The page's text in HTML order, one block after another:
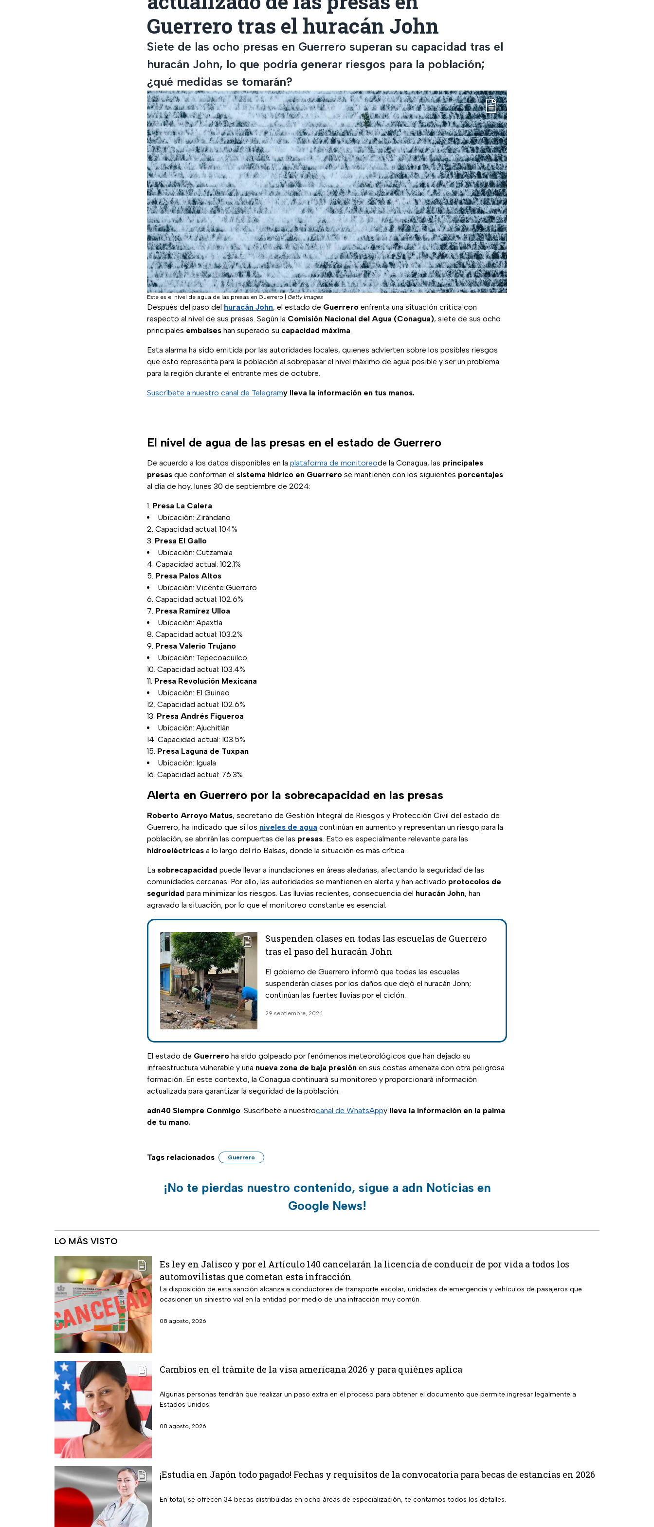
Guerrero tras el huracán John
Siete de las ocho presas en Guerrero superan su capacidad tras el
huracán John, lo que podría generar riesgos para la población;
¿qué medidas se tomarán?
Este es el nivel de agua de las presas en Guerrero Getty Images
Después del paso del huracán John, el estado de Guerrero enfrenta una situación crítica con
respecto al nivel de sus presas. Según la Comisión Nacional del Agua (Conagua), siete de sus ocho
principales embalses han superado su capacidad máxima.
Esta alarma ha sido emitida por las autoridades locales, quienes advierten sobre los posibles riesgos
que esto representa para la población al sobrepasar el nivel máximo de agua posible y ser un problema
para la región durante el entrante mes de octubre.
Suscríbete a nuestro canal de Telegramy lleva la información en tus manos.
El nivel de agua de las presas en el estado de Guerrero
De acuerdo a los datos disponibles en la plataforma de monitoreode la Conagua, las principales
presas que conforman el sistema hídrico en Guerrero se mantienen con los siguientes porcentajes
al día de hoy, lunes 30 de septiembre de 2024:
Presa La Calera
Ubicación: Zirándano
Capacidad actual: 104%
Presa El Gallo
Ubicación: Cutzamala
Capacidad actual: 102.1%
Presa Palos Altos
Ubicación: Vicente Guerrero
Capacidad actual: 102.6%
Presa Ramírez Ulloa
Ubicación: Apaxtla
Capacidad actual: 103.2%
Presa Valerio Trujano
Ubicación: Tepecoacuilco
Capacidad actual: 103.4%
Presa Revolución Mexicana
Ubicación: El Guineo
Capacidad actual: 102.6%
Presa Andrés Figueroa
Ubicación: Ajuchitlán
Capacidad actual: 103.5%
Presa Laguna de Tuxpan
Ubicación: Iguala
Capacidad actual: 76.3%
Alerta en Guerrero por la sobrecapacidad en las presas
Roberto Arroyo Matus, secretario de Gestión Integral de Riesgos y Protección Civil del estado de
Guerrero, ha indicado que si los niveles de agua continúan en aumento y representan un riesgo para la
población, se abrirán las compuertas de las presas. Esto es especialmente relevante para las
hidroeléctricas a lo largo del río Balsas, donde la situación es más crítica.
La sobrecapacidad puede llevar a inundaciones en áreas aledañas, afectando la seguridad de las
comunidades cercanas. Por ello, las autoridades se mantienen en alerta y han activado protocolos de
seguridad para minimizar los riesgos. Las lluvias recientes, consecuencia del huracán John, han
agravado la situación, por lo que el monitoreo constante es esencial.
Suspenden clases en todas las escuelas de Guerrero
tras el paso del huracán John
El gobierno de Guerrero informó que todas las escuelas
suspenderán clases por los daños que dejó el huracán John;
continúan las fuertes lluvias por el ciclón.
29 septiembre, 2024
El estado de Guerrero ha sido golpeado por fenómenos meteorológicos que han dejado su
infraestructura vulnerable y una nueva zona de baja presión en sus costas amenaza con otra peligrosa
formación. En este contexto, la Conagua continuará su monitoreo y proporcionará información
actualizada para garantizar la seguridad de la población.
adn40 Siempre Conmigo. Suscríbete a nuestrocanal de WhatsAppy lleva la información en la palma
de tu mano.
Tags relacionados Guerrero
¡No te pierdas nuestro contenido, sigue a adn Noticias en
Google News!
LO MÁS VISTO
Es ley en Jalisco y por el Artículo 140 cancelarán la licencia de conducir de por vida a todos los
automovilistas que cometan esta infracción
La disposición de esta sanción alcanza a conductores de transporte escolar, unidades de emergencia y vehículos de pasajeros que
ocasionen un siniestro vial en la entidad por medio de una infracción muy común.
08 agosto, 2026
Cambios en el trámite de la visa americana 2026 y para quiénes aplica
Algunas personas tendrán que realizar un paso extra en el proceso para obtener el documento que permite ingresar legalmente a
Estados Unidos.
08 agosto, 2026
¡Estudia en Japón todo pagado! Fechas y requisitos de la convocatoria para becas de estancias en 2026
En total, se ofrecen 34 becas distribuidas en ocho áreas de especialización, te contamos todos los detalles.